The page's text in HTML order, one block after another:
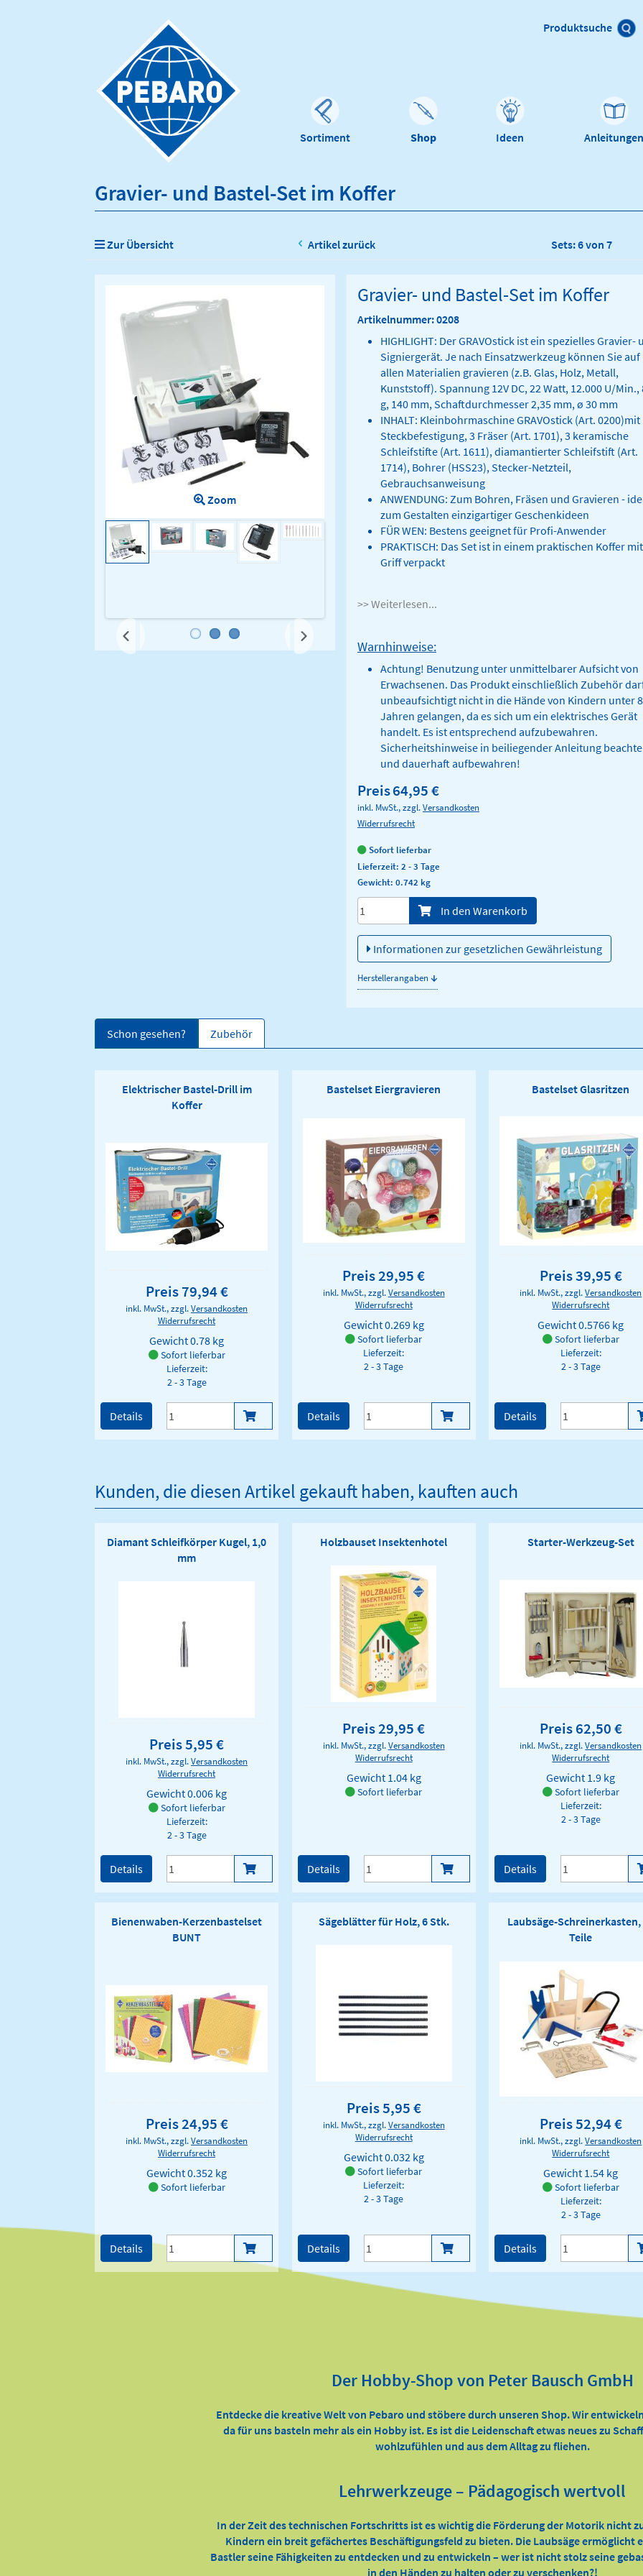
Produktsuche
Sortiment Shop Ideen
Gravier- und Bastel-Set im Koffer
Zur Übersicht Artikel zurück Sets: 6 von 7
Zoom
Next
Gravier- und Bastel-Set im Koffer
Artikelnummer: 0208
HIGHLIGHT: Der GRAVOstick ist ein spezielles Gravier-
Signiergerät. Je nach Einsatzwerkzeug können Sie auf
allen Materialien gravieren (z.B. Glas, Holz, Metall,
Kunststoff). Spannung 12V DC, 22 Watt, 12.000 U/Min.,
g, 140 mm, Schaftdurchmesser 2,35 mm, ø 30 mm
INHALT: Kleinbohrmaschine GRAVOstick (Art. 0200)mit
Steckbefestigung, 3 Fräser (Art. 1701), 3 keramische
Schleifstifte (Art. 1611), diamantierter Schleifstift (Art.
1714), Bohrer (HSS23), Stecker-Netzteil,
Gebrauchsanweisung
ANWENDUNG: Zum Bohren, Fräsen und Gravieren -
zum Gestalten einzigartiger Geschenkideen
FÜR WEN: Bestens geeignet für Profi-Anwender
PRAKTISCH: Das Set ist in einem praktischen Koffer mit
Griff verpackt
>> Weiterlesen...
Warnhinweise:
Achtung! Benutzung unter unmittelbarer Aufsicht von
Erwachsenen. Das Produkt einschließlich Zubehör
unbeaufsichtigt nicht in die Hände von Kindern unter 8
Jahren gelangen, da es sich um ein elektrisches Gerät
handelt. Es ist entsprechend aufzubewahren.
Sicherheitshinweise in beiliegender Anleitung
und dauerhaft aufbewahren!
Preis64,95 €
inkl. MwSt., zzgl.Versandkosten
Widerrufsrecht
Sofort lieferbar
Lieferzeit: 2 - 3 Tage
Gewicht: 0.742 kg
Menge/Pieces In den Warenkorb
Informationen zur gesetzlichen Gewährleistung
Herstellerangaben↓
Schon gesehen? Zubehör
Elektrischer Bastel-Drill im
Koffer
Preis 79,94 €
inkl. MwSt., zzgl.Versandkosten
Widerrufsrecht
Gewicht0.78 kg
Sofort lieferbar
Lieferzeit:
2 - 3 Tage
Details
Bastelset Eiergravieren
Preis 29,95 €
inkl. MwSt., zzgl.Versandkosten
Widerrufsrecht
Gewicht0.269 kg
Sofort lieferbar
Lieferzeit:
2 - 3 Tage
Details
Bastelset Glasritzen
Preis 39,95 €
inkl. MwSt., zzgl.Versandkosten
Widerrufsrecht
Gewicht0.5766 kg
Sofort lieferbar
Lieferzeit:
2 - 3 Tage
Details
Kunden, die diesen Artikel gekauft haben, kauften auch
Diamant Schleifkörper Kugel, 1,0
mm
Preis 5,95 €
inkl. MwSt., zzgl.Versandkosten
Widerrufsrecht
Gewicht0.006 kg
Sofort lieferbar
Lieferzeit:
2 - 3 Tage
Details
Holzbauset Insektenhotel
Preis 29,95 €
inkl. MwSt., zzgl.Versandkosten
Widerrufsrecht
Gewicht 1.04 kg
Sofort lieferbar
Details
Starter-Werkzeug-Set
Preis 62,50 €
inkl. MwSt., zzgl.Versandkosten
Widerrufsrecht
Gewicht 1.9 kg
Sofort lieferbar
Lieferzeit:
2 - 3 Tage
Details
Bienenwaben-Kerzenbastelset
BUNT
Preis 24,95 €
inkl. MwSt., zzgl.Versandkosten
Widerrufsrecht
Gewicht0.352 kg
Sofort lieferbar
Details
Sägeblätter für Holz, 6 Stk.
Preis 5,95 €
inkl. MwSt., zzgl.Versandkosten
Widerrufsrecht
Gewicht0.032 kg
Sofort lieferbar
Lieferzeit:
2 - 3 Tage
Details
Laubsäge-Schreinerkasten,
Teile
Preis 52,94 €
inkl. MwSt., zzgl.Versandkosten
Widerrufsrecht
Gewicht 1.54 kg
Sofort lieferbar
Lieferzeit:
2 - 3 Tage
Details
Der Hobby-Shop von Peter Bausch GmbH
Entdecke die kreative Welt von Pebaro und stöbere durch unseren Shop. Wir
da für uns basteln mehr als ein Hobby ist. Es ist die Leidenschaft etwas neues zu
wohlzufühlen und aus dem Alltag zu fliehen.
Lehrwerkzeuge – Pädagogisch wertvoll
In der Zeit des technischen Fortschritts ist es wichtig die Förderung der Motorik nicht
Kindern ein breit gefächertes Beschäftigungsfeld zu bieten. Die Laubsäge ermöglicht
Bastler seine Fähigkeiten zu entdecken und zu entwickeln – wer ist nicht stolz seine
in den Händen zu halten oder zu verschenken?!